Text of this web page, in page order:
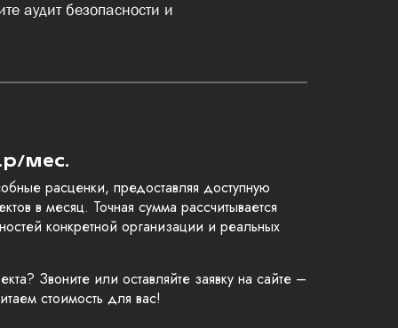
аудит безопасности и
мес.
расценки, предоставляя доступную
в месяц. Точная сумма рассчитывается
конкретной организации и реальных
Звоните или оставляйте заявку на сайте –
стоимость для вас!